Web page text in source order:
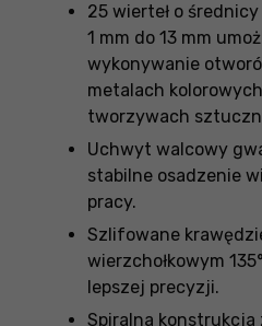
25 wierteł o
1 mm do 13 mm
wykonywanie
metalach
tworzywach
Uchwyt walcowy
stabilne osadzenie
pracy.
Szlifowane
wierzchołkowym
lepszej precyzji.
Spiralna konstrukcja